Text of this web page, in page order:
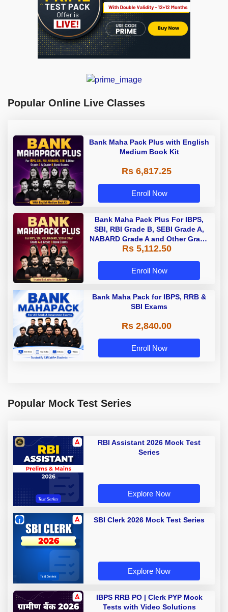
Popular Online Live Classes
Bank Maha Pack Plus with English
Medium Book Kit
Rs 6,817.25
Enroll Now
Bank Maha Pack Plus For IBPS,
SBI, RBI Grade B, SEBI Grade A,
NABARD Grade A and Other Grade
A & Grade B Bank Exams
Rs 5,112.50
Enroll Now
Bank Maha Pack for IBPS, RRB &
SBI Exams
Rs 2,840.00
Enroll Now
Popular Mock Test Series
RBI Assistant 2026 Mock Test
Series
Explore Now
SBI Clerk 2026 Mock Test Series
Explore Now
IBPS RRB PO | Clerk PYP Mock
Tests with Video Solutions